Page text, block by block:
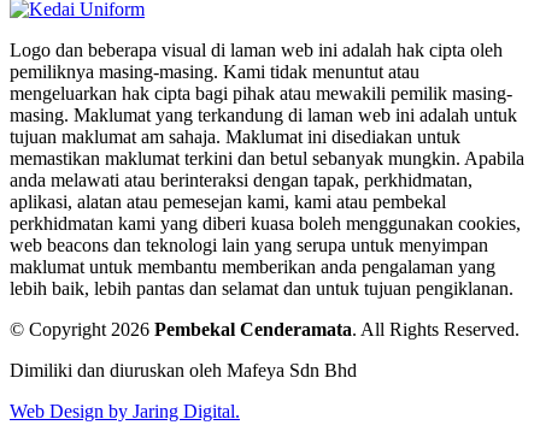
Logo dan beberapa visual di laman web ini adalah hak cipta oleh
pemiliknya masing-masing. Kami tidak menuntut atau
mengeluarkan hak cipta bagi pihak atau mewakili pemilik masing-
masing. Maklumat yang terkandung di laman web ini adalah untuk
tujuan maklumat am sahaja. Maklumat ini disediakan untuk
memastikan maklumat terkini dan betul sebanyak mungkin. Apabila
anda melawati atau berinteraksi dengan tapak, perkhidmatan,
aplikasi, alatan atau pemesejan kami, kami atau pembekal
perkhidmatan kami yang diberi kuasa boleh menggunakan cookies,
web beacons dan teknologi lain yang serupa untuk menyimpan
maklumat untuk membantu memberikan anda pengalaman yang
lebih baik, lebih pantas dan selamat dan untuk tujuan pengiklanan.
© Copyright 2026 Pembekal Cenderamata. All Rights Reserved.
Dimiliki dan diuruskan oleh Mafeya Sdn Bhd
Web Design by Jaring Digital.